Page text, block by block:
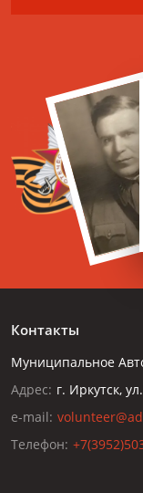
Контакты
Муниципальное
Адрес: г. Иркутск,
e-mail:
Телефон: